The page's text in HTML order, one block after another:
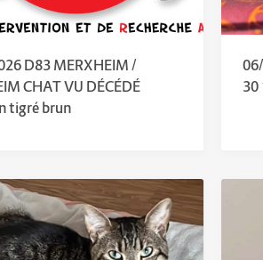
D83 MERXHEIM /
CHAT VU DÉCÉDÉ
tigré brun
30